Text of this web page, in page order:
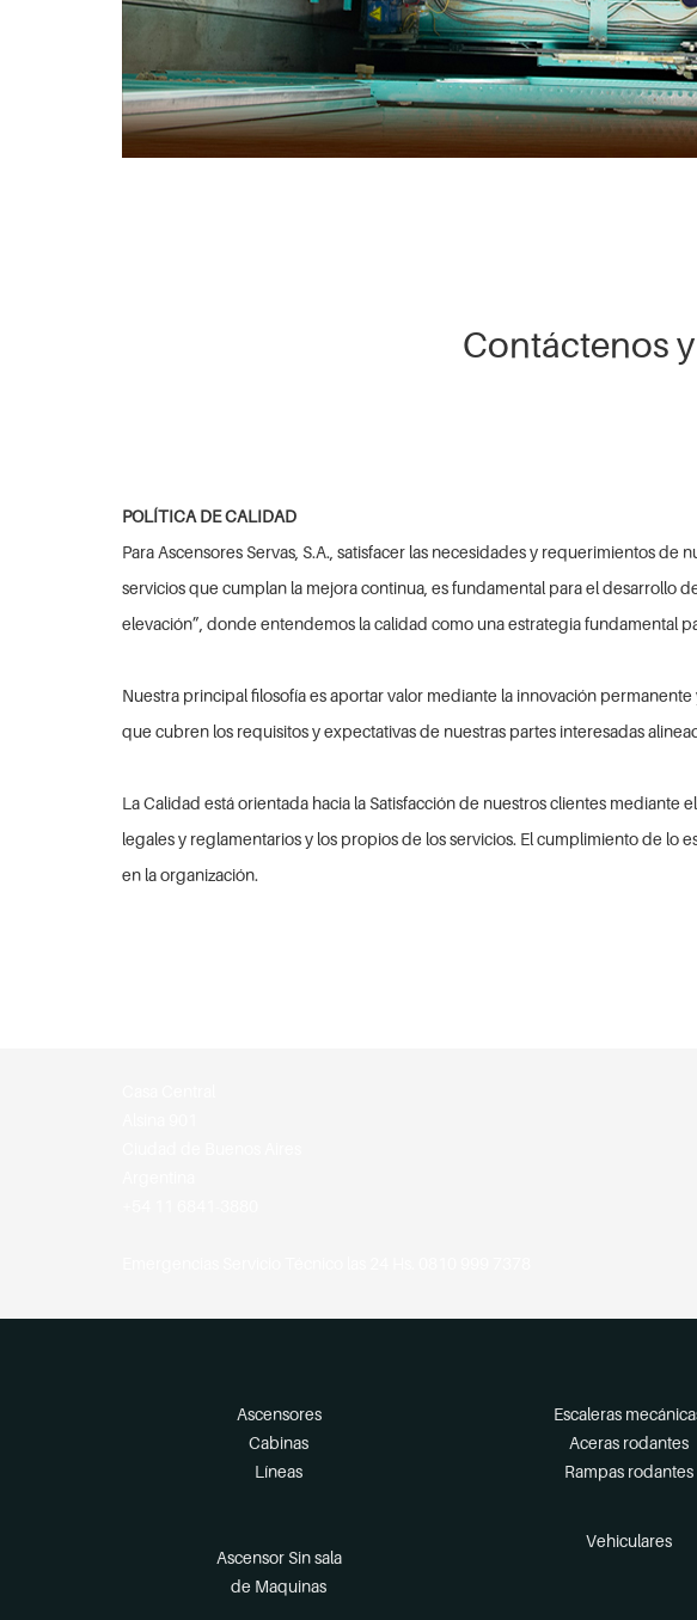
Contáctenos
POLÍTICA DE CALIDAD
Para Ascensores Servas, S.A., satisfacer las necesidades y requerimientos
servicios que cumplan la mejora continua, es fundamental para el desarrollo
elevación”, donde entendemos la calidad como una estrategia fundamental
Nuestra principal filosofía es aportar valor mediante la innovación
que cubren los requisitos y expectativas de nuestras partes interesadas
La Calidad está orientada hacia la Satisfacción de nuestros clientes
legales y reglamentarios y los propios de los servicios. El cumplimiento de
en la organización.
Ascensores
Cabinas
Líneas
Ascensor Sin sala
de Maquinas
Escaleras
Aceras rodantes
Rampas rodantes
Vehiculares